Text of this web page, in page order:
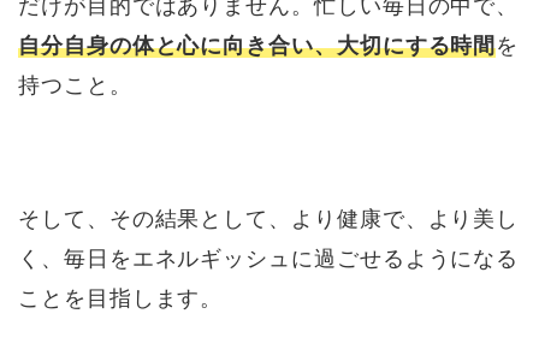
だけが目的ではありません。忙しい毎日の中で、
自分自身の体と心に向き合い、大切にする時間を
持つこと。
そして、その結果として、より健康で、より美し
く、毎日をエネルギッシュに過ごせるようになる
ことを目指します。